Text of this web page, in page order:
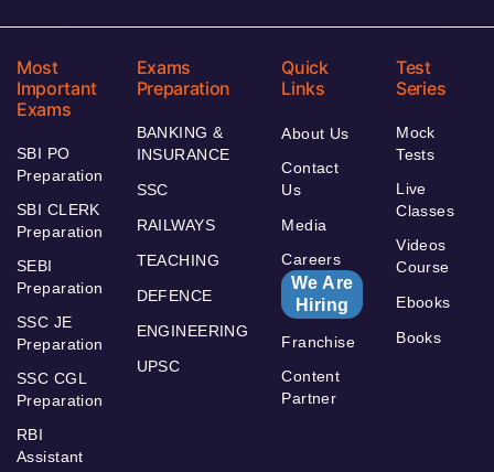
Most
Important
Exams
SBI PO
Preparation
SBI CLERK
Preparation
SEBI
Preparation
SSC JE
Preparation
SSC CGL
Preparation
RBI
Assistant
Exams
Preparation
BANKING &
INSURANCE
SSC
RAILWAYS
TEACHING
DEFENCE
ENGINEERING
UPSC
Quick
Links
About Us
Contact
Us
Media
Careers
We Are
Hiring
Franchise
Content
Partner
Test
Series
Mock
Tests
Live
Classes
Videos
Course
Ebooks
Books